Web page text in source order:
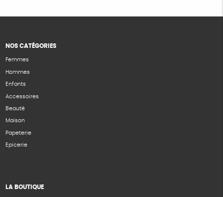
NOS CATÉGORIES
Femmes
Hommes
Enfants
Accessoires
Beauté
Maison
Papeterie
Epicerie
LA BOUTIQUE